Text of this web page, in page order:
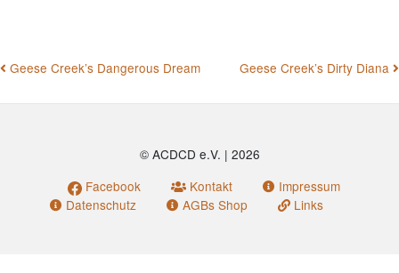
BEITRAGSNAVIGATION
Geese Creek’s Dangerous Dream Geese Creek’s Dirty Diana
© ACDCD e.V. | 2026
Facebook
Kontakt
Impressum
Datenschutz
AGBs Shop Links